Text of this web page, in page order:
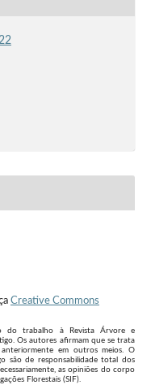
Creative Commons
do trabalho à Revista Árvore e
Os autores afirmam que se trata
em outros meios. O
são de responsabilidade total dos
as opiniões do corpo
Florestais (SIF).